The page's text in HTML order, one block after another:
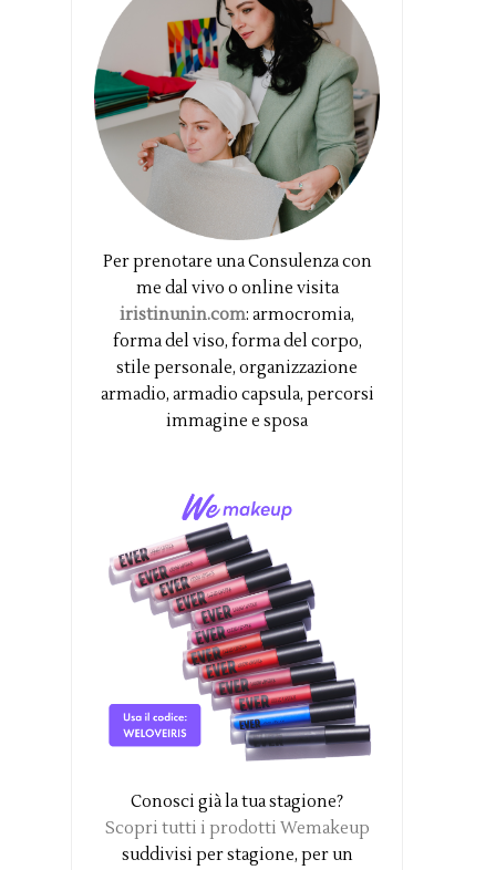
Per prenotare una Consulenza con
me dal vivo o online visita
iristinunin.com: armocromia,
forma del viso, forma del corpo,
stile personale, organizzazione
armadio, armadio capsula, percorsi
immagine e sposa
Conosci già la tua stagione?
Scopri tutti i prodotti Wemakeup
suddivisi per stagione, per un